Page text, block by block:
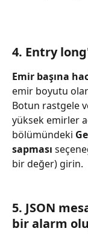
4. Entry
Emir başına
emir boyutu
Botun rastgele
yüksek emirler
bölümündeki
sapması
bir değer) girin.
5. JSON
bir alarm